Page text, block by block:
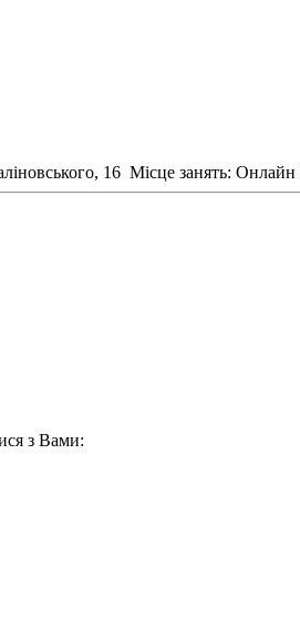
16 Місце занять: Онлайн
з Вами: